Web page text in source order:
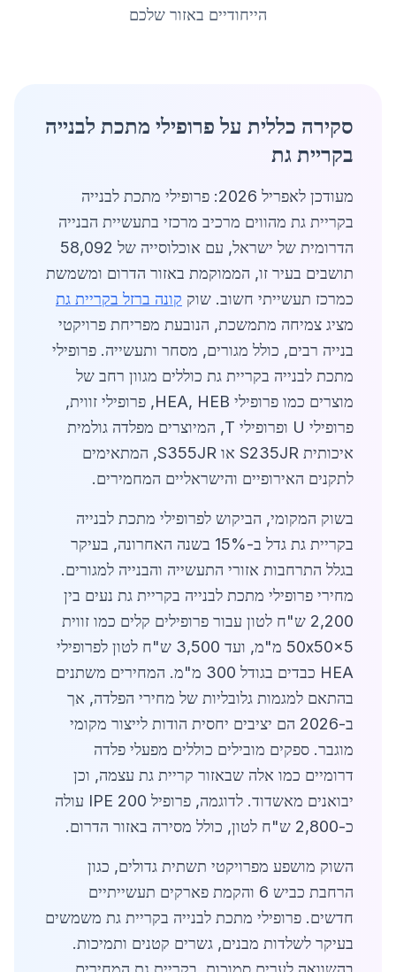
הייחודיים באזור שלכם
סקירה כללית על פרופילי מתכת לבנייה
בקריית גת
מעודכן לאפריל 2026: פרופילי מתכת לבנייה
בקריית גת מהווים מרכיב מרכזי בתעשיית הבנייה
הדרומית של ישראל, עם אוכלוסייה של 58,092
תושבים בעיר זו, הממוקמת באזור הדרום ומשמשת
כמרכז תעשייתי חשוב. שוק קונה ברזל בקריית גת
מציג צמיחה מתמשכת, הנובעת מפריחת פרויקטי
בנייה רבים, כולל מגורים, מסחר ותעשייה. פרופילי
מתכת לבנייה בקריית גת כוללים מגוון רחב של
מוצרים כמו פרופילי HEA, HEB, פרופילי זווית,
פרופילי U ופרופילי T, המיוצרים מפלדה גולמית
איכותית S235JR או S355JR, המתאימים
לתקנים האירופיים והישראליים המחמירים.
בשוק המקומי, הביקוש לפרופילי מתכת לבנייה
בקריית גת גדל ב-15% בשנה האחרונה, בעיקר
בגלל התרחבות אזורי התעשייה והבנייה למגורים.
מחירי פרופילי מתכת לבנייה בקריית גת נעים בין
2,200 ש"ח לטון עבור פרופילים קלים כמו זווית
50x50x5 מ"מ, ועד 3,500 ש"ח לטון לפרופילי
HEA כבדים בגודל 300 מ"מ. המחירים משתנים
בהתאם למגמות גלובליות של מחירי הפלדה, אך
ב-2026 הם יציבים יחסית הודות לייצור מקומי
מוגבר. ספקים מובילים כוללים מפעלי פלדה
דרומיים כמו אלה שבאזור קריית גת עצמה, וכן
יבואנים מאשדוד. לדוגמה, פרופיל IPE 200 עולה
כ-2,800 ש"ח לטון, כולל מסירה באזור הדרום.
השוק מושפע מפרויקטי תשתית גדולים, כגון
הרחבת כביש 6 והקמת פארקים תעשייתיים
חדשים. פרופילי מתכת לבנייה בקריית גת משמשים
בעיקר לשלדות מבנים, גשרים קטנים ותמיכות.